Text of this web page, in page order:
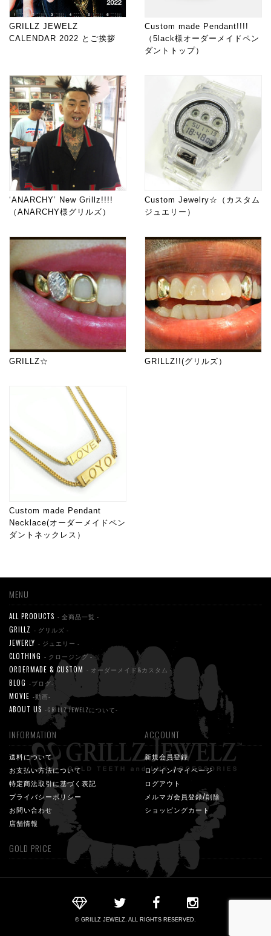
GRILLZ JEWELZ
CALENDAR 2022 とご挨拶
Custom made Pendant!!!!
（5lack様オーダーメイドペン
ダントトップ）
‘ANARCHY’ New Grillz!!!!
（ANARCHY様グリルズ）
Custom Jewelry☆（カスタム
ジュエリー）
GRILLZ☆ GRILLZ!!(グリルズ）
Custom made Pendant
Necklace(オーダーメイドペン
ダントネックレス）
MENU
ALL PRODUCTS - 全商品一覧 -
GRILLZ - グリルズ -
JEWERLY - ジュエリー -
CLOTHING - クロージング -
ORDERMADE & CUSTOM - オーダーメイド&カスタム -
BLOG -ブログ-
MOVIE -動画-
ABOUT US -GRILLZ JEWELZについて-
INFORMATION
送料について
お支払い方法について
特定商法取引に基づく表記
プライバシーポリシー
お問い合わせ
店舗情報
ACCOUNT
新規会員登録
ログイン/マイページ
ログアウト
メルマガ会員登録/削除
ショッピングカート
GOLD PRICE
© GRILLZ JEWELZ. ALL RIGHTS RESERVED.